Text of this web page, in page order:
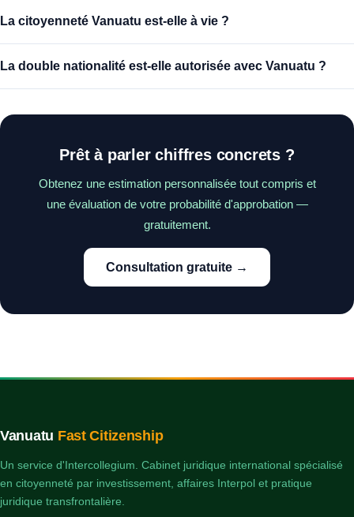
La citoyenneté Vanuatu est-elle à vie ?
La double nationalité est-elle autorisée avec Vanuatu ?
Prêt à parler chiffres concrets ?
Obtenez une estimation personnalisée tout compris et
une évaluation de votre probabilité d'approbation —
gratuitement.
Consultation gratuite →
Vanuatu Fast Citizenship
Un service d'Intercollegium. Cabinet juridique international spécialisé
en citoyenneté par investissement, affaires Interpol et pratique
juridique transfrontalière.